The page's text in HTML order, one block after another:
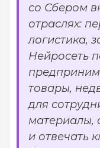
со Сбером
отраслях:
логистика,
Нейросеть
товары,
для
материалы,
и отвечать